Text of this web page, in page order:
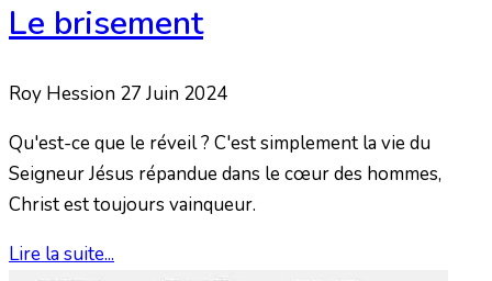
Le brisement
Roy Hession 27 Juin 2024
Qu'est-ce que le réveil ? C'est simplement la vie du
Seigneur Jésus répandue dans le cœur des hommes,
Christ est toujours vainqueur.
Lire la suite...